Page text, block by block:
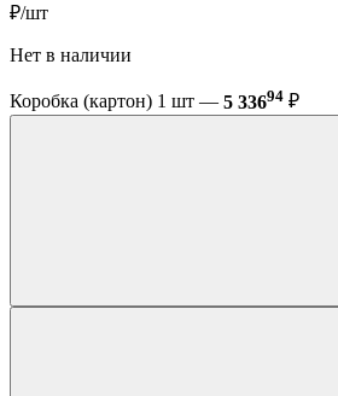
₽/шт
Нет в наличии
Коробка (картон) 1 шт — 5 33694 ₽